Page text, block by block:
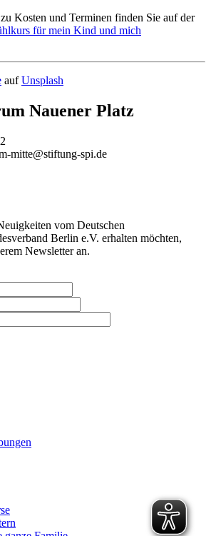
Kosten und Terminen finden Sie auf der
für mein Kind und mich
aufUnsplash
Nauener Platz
mitte@stiftung-spi.de
vom Deutschen
Berlin e.V. erhalten möchten,
Newsletter an.